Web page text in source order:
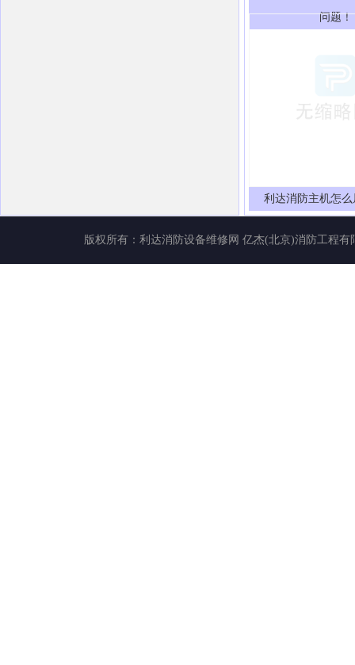
问题！
利达消防主机怎
版权所有： 利达消防设备维修网 亿杰(北京)消防工程有